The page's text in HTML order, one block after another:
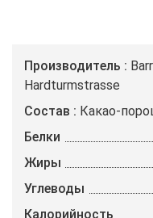
Производитель
Hardturmstrasse
Состав
Какао-
Белки
Жиры
Углеводы
Калорийность